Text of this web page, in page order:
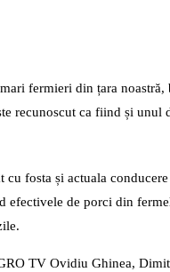
fermieri din țara
recunoscut ca fiind și
cu fosta și actuala
efectivele de porci din
TV Ovidiu Ghinea,